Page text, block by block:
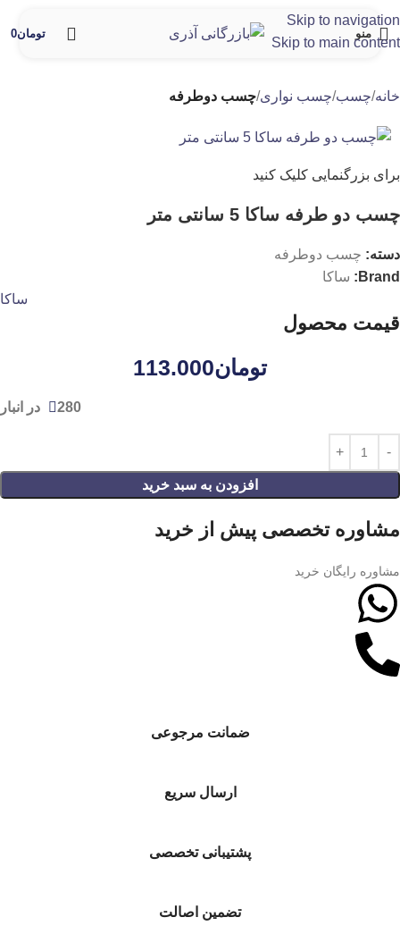
Skip to navigation
Skip to main content
منو تومان0
خانه چسب چسب نواری چسب دوطرفه
برای بزرگنمایی کلیک کنید
چسب دو طرفه ساکا 5 سانتی متر
دسته: چسب دوطرفه
Brand:
ساکا
ساکا
قیمت محصول
تومان113.000
280 در انبار
افزودن به سبد خرید
مشاوره تخصصی پیش از خرید
مشاوره رایگان خرید
ضمانت مرجوعی
ارسال سریع
پشتیبانی تخصصی
تضمین اصالت